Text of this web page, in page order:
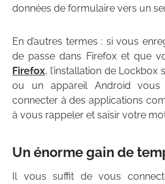
données de formulaire vers un
En d’autres termes : si vous
de passe dans Firefox et que
Firefox, l’installation de Lockbox
ou un appareil Android
connecter à des applications
à vous rappeler et saisir votre
Un énorme gain de
Il vous suffit de vous